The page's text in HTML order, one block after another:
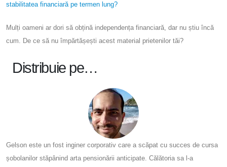
stabilitatea financiară pe termen lung?
Mulți oameni ar dori să obțină independența financiară, dar nu știu încă
cum. De ce să nu împărtășești acest material prietenilor tăi?
Distribuie pe…
Gelson este un fost inginer corporativ care a scăpat cu succes de cursa
șobolanilor stăpânind arta pensionării anticipate. Călătoria sa l-a